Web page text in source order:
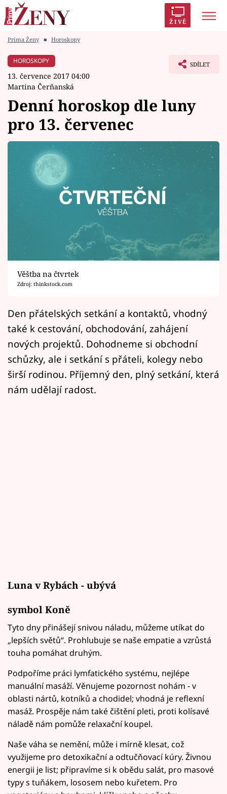
ŽIVĚ
Módní alarm
Témata
Celebrity
Vztahy
Seriály
Horoskopy
Sledujte prima+
Filmový festival Karlovy Vary
Mámy sobě
Přihlášení
Prima Ženy ■ Horoskopy
HOROSKOPY
13. července 2017 04:00
Martina Čerňanská
SDÍLET
Denní horoskop dle luny
pro 13. červenec
Věštba na čtvrtek
Zdroj: thinkstock.com
Den přátelských setkání a kontaktů, vhodný
také k cestování, obchodování, zahájení
nových projektů. Dohodneme si obchodní
schůzky, ale i setkání s přáteli, kolegy nebo
širší rodinou. Příjemný den, plný setkání, která
nám udělají radost.
Luna v Rybách - ubývá
symbol Koně
Tyto dny přinášejí snivou náladu, můžeme utíkat do
„lepších světů“. Prohlubuje se naše empatie a vzrůstá
touha pomáhat druhým.
Podpoříme práci lymfatického systému, nejlépe
manuální masáží. Věnujeme pozornost nohám - v
oblasti nártů, kotníků a chodidel; vhodná je reflexní
masáž. Prospěje nám také čištění pleti, proti kolísavé
náladě nám pomůže relaxační koupel.
Naše váha se nemění, může i mírně klesat, což
využijeme pro detoxikační a odtučňovací kúry. Živnou
energii je list; připravíme si k obědu salát, pro masové
typy s tuňákem, lososem nebo kuřetem. Pro